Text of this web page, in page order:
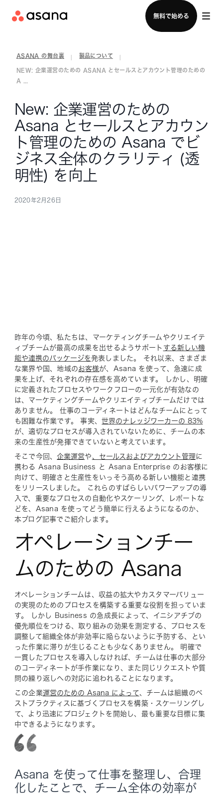
無料で始める
セールスチームに問い合わせる
ASANA の舞台裏 製品について
NEW: 企業運営のための ASANA とセールスとアカウント管理のための
A ...
New: 企業運営のための
Asana とセールスとアカウン
ト管理のための Asana でビ
ジネス全体のクラリティ (透
明性) を向上
2020年2月26日
昨年の今頃、私たちは、マーケティングチームやクリエイテ
ィブチームが最高の成果を出せるようサポート する新しい機
能や連携のパッケージを発表しました。 それ以来、さまざま
な業界や国、地域のお客様が、Asana を使って、急速に成
果を上げ、それぞれの存在感を高めています。 しかし、明確
に定義されたプロセスやワークフローの一元化が有効なの
は、マーケティングチームやクリエイティブチームだけでは
ありません。 仕事のコーディネートはどんなチームにとって
も困難な作業です。 事実、世界のナレッジワーカーの 83%
が、適切なプロセスが導入されていないために、チームの本
来の生産性が発揮できていないと考えています。
そこで今回、企業運営や 、セールスおよびアカウント管理 に
携わる Asana Business と Asana Enterprise のお客様に
向けて、明確さと生産性をいっそう高める新しい機能と連携
をリリースしました。 これらのすばらしいパワーアップの導
入で、重要なプロセスの自動化やスケーリング、レポートな
どを、Asana を使ってどう簡単に行えるようになるのか、
本ブログ記事でご紹介します。
オペレーションチー
ムのための Asana
オペレーションチームは、収益の拡大やカスタマーバリュー
の実現のためのプロセスを構築する重要な役割を担っていま
す。 しかし Business の急成長によって、イニシアチブの
優先順位をつける、取り組みの効果を測定する、プロセスを
調整して組織全体が非効率に陥らないように予防する、とい
った作業に滞りが生じることも少なくありません。 明確で
一貫したプロセスを導入しなければ、チームは仕事の大部分
のコーディネートが手作業になり、また同じリクエストや質
問の繰り返しへの対応に追われることになります。
この企業運営のための Asana によって 、チームは組織のベ
ストプラクティスに基づくプロセスを構築・スケーリングし
て、より迅速にプロジェクトを開始し、最も重要な目標に集
中できるようになります。
Asana を使って仕事を整理し、合理
化したことで、チーム全体の効率が